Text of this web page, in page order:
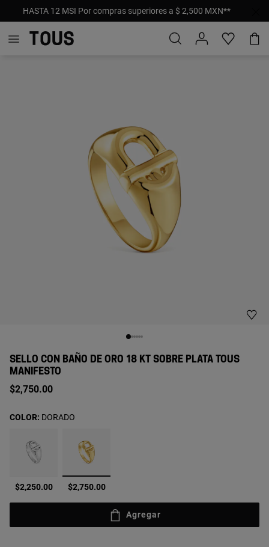
HASTA 12 MSI Por compras superiores a $ 2,500 MXN**
SELLO CON BAÑO DE ORO 18 KT SOBRE PLATA TOUS
MANIFESTO
$2,750.00
$2,250.00 seleccionado
$2,750.00
COLOR: DORADO
Agregar